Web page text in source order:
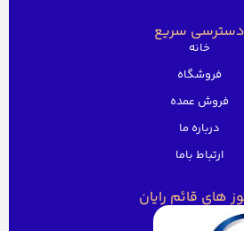
دسترسی سریع
خانه
فروشگاه
فروش عمده
درباره ما
ارتباط باما
های قائم رایان